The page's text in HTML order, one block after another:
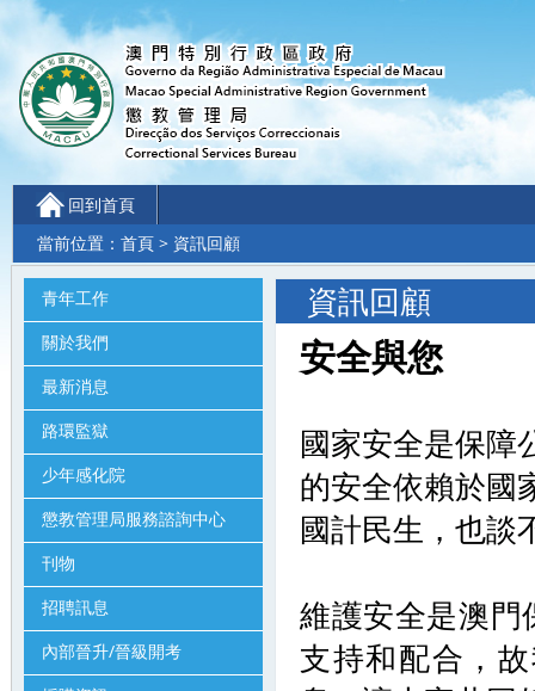
回到首頁
當前位置： 首頁 > 資訊回顧
青年工作
關於我們
最新消息
路環監獄
少年感化院
懲教管理局服務諮詢中心
刊物
招聘訊息
內部晉升/晉級開考
資訊回顧
安全與您
國家安全是保障
的安全依賴於國
國計民生，也談
維護安全是澳
支持和配合，